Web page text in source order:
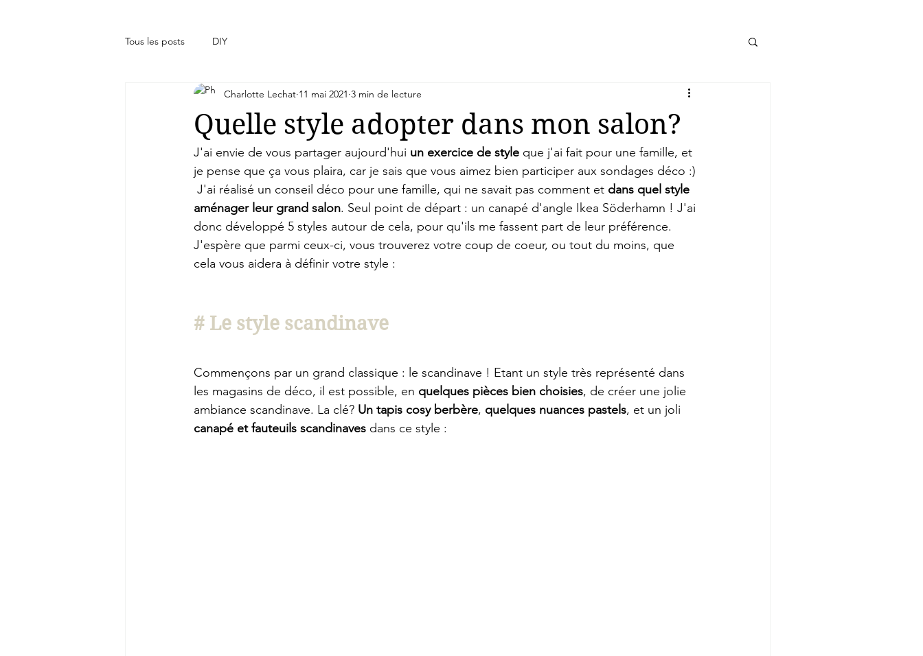
Tous les posts DIY
Quelle style adopter dans mon salon?
Charlotte Lechat 11 mai 2021 3 min de lecture
J'ai envie de vous partager aujourd'hui un exercice de style que j'ai fait pour une famille, et
je pense que ça vous plaira, car je sais que vous aimez bien participer aux sondages déco :)
J'ai réalisé un conseil déco pour une famille, qui ne savait pas comment et dans quel style
aménager leur grand salon. Seul point de départ : un canapé d'angle Ikea Söderhamn ! J'ai
donc développé 5 styles autour de cela, pour qu'ils me fassent part de leur préférence.
J'espère que parmi ceux-ci, vous trouverez votre coup de coeur, ou tout du moins, que
cela vous aidera à définir votre style :
# Le style scandinave
Commençons par un grand classique : le scandinave ! Etant un style très représenté dans
les magasins de déco, il est possible, en quelques pièces bien choisies, de créer une jolie
ambiance scandinave. La clé? Un tapis cosy berbère, quelques nuances pastels, et un joli
canapé et fauteuils scandinaves dans ce style :